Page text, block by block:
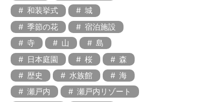
和装挙式
城
季節の花
宿泊施設
寺
山
島
日本庭園
桜
森
歴史
水族館
海
瀬戸内
瀬戸内リゾート